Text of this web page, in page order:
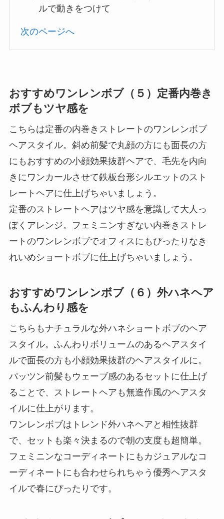
ルで動きをつけて
次のページへ
おすすめワンレンボブ（５）定番内巻き
ボブもツヤ感を
こちらは定番の内巻きストレートのワンレンボブ
ヘアスタイル。斜め前髪で丸顔の方にも面長の方
にもおすすめの小顔効果抜群ヘアで、毛先を内向
きにワンカールさせて鉄板台形シルエットのスト
レートヘアに仕上げちゃいましょう。
定番のストレートヘアはツヤ感を意識して大人っ
ぽくアレンジ。フェミニンすぎない内巻きストレ
ートのワンレンボブでオフィスにもぴったりなき
れいめショートボブに仕上げちゃいましょう。
おすすめワンレンボブ（６）外ハネヘア
もふんわり感を
こちらもナチュラルな外ハネショートボブのヘア
スタイル。ふんわりボリュームのあるヘアスタイ
ルで面長の方も小顔効果抜群のヘアスタイルに。
パッツン前髪もウェーブ感のあるセットに仕上げ
ることで、ストレートヘアも無造作風のヘアスタ
イルに仕上がります。
ワンレンボブはトレンド外ハネヘアと相性抜群
で、セットも楽々決まるので朝の支度も超簡単。
フェミニンなコーディネートにもカジュアルなコ
ーディネートにも合わせられちゃう優秀ヘアスタ
イルで春にぴったりです。